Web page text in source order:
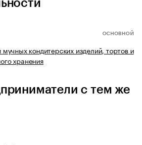
ОСНОВНОЙ
кондитерских изделий, тортов и
хранения
с тем же